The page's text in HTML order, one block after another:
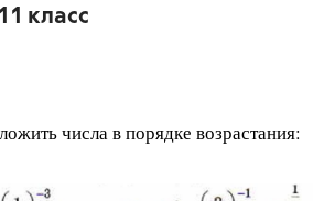
класс
числа в порядке возрастания: